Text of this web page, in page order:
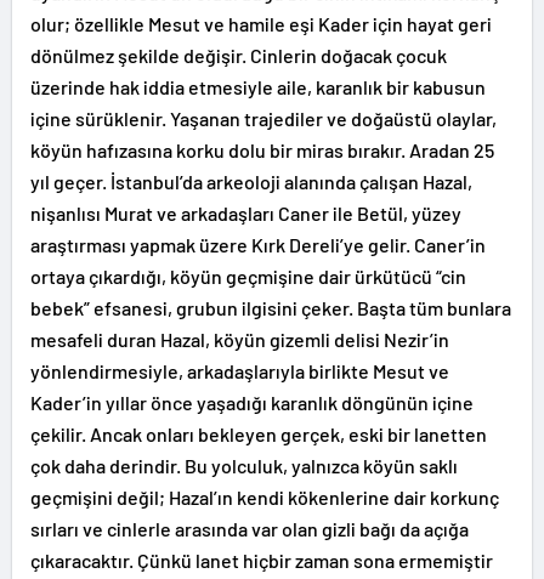
olur; özellikle Mesut ve hamile eşi Kader için hayat geri
dönülmez şekilde değişir. Cinlerin doğacak çocuk
üzerinde hak iddia etmesiyle aile, karanlık bir kabusun
içine sürüklenir. Yaşanan trajediler ve doğaüstü olaylar,
köyün hafızasına korku dolu bir miras bırakır. Aradan 25
yıl geçer. İstanbul’da arkeoloji alanında çalışan Hazal,
nişanlısı Murat ve arkadaşları Caner ile Betül, yüzey
araştırması yapmak üzere Kırk Dereli’ye gelir. Caner’in
ortaya çıkardığı, köyün geçmişine dair ürkütücü “cin
bebek” efsanesi, grubun ilgisini çeker. Başta tüm bunlara
mesafeli duran Hazal, köyün gizemli delisi Nezir’in
yönlendirmesiyle, arkadaşlarıyla birlikte Mesut ve
Kader’in yıllar önce yaşadığı karanlık döngünün içine
çekilir. Ancak onları bekleyen gerçek, eski bir lanetten
çok daha derindir. Bu yolculuk, yalnızca köyün saklı
geçmişini değil; Hazal’ın kendi kökenlerine dair korkunç
sırları ve cinlerle arasında var olan gizli bağı da açığa
çıkaracaktır. Çünkü lanet hiçbir zaman sona ermemiştir